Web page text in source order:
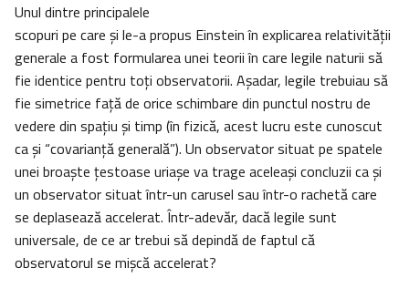
Unul dintre principalele
scopuri pe care şi le-a propus Einstein în explicarea relativităţii
generale a fost formularea unei teorii în care legile naturii să
fie identice pentru toţi observatorii. Aşadar, legile trebuiau să
fie simetrice faţă de orice schimbare din punctul nostru de
vedere din spaţiu şi timp (în fizică, acest lucru este cunoscut
ca şi “covarianţă generală”). Un observator situat pe spatele
unei broaşte ţestoase uriaşe va trage aceleaşi concluzii ca şi
un observator situat într-un carusel sau într-o rachetă care
se deplasează accelerat. Într-adevăr, dacă legile sunt
universale, de ce ar trebui să depindă de faptul că
observatorul se mişcă accelerat?